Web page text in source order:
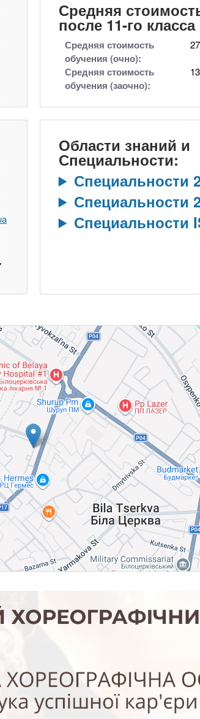
Средняя
после 11-го класса
Средняя стоимость
обучения (очно):
Средняя стоимость
обучения (заочно):
Области знаний и
Специальности:
Специальности
Специальности
Специальности